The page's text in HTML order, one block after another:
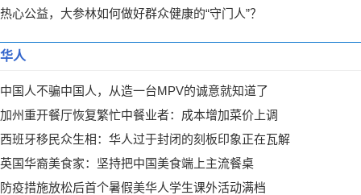
热心公益，大参林如何做好群众健康的“守门人”？
华人
中国人不骗中国人，从造一台MPV的诚意就知道了
加州重开餐厅恢复繁忙中餐业者：成本增加菜价上调
西班牙移民众生相：华人过于封闭的刻板印象正在瓦解
英国华裔美食家：坚持把中国美食端上主流餐桌
防疫措施放松后首个暑假美华人学生课外活动满档